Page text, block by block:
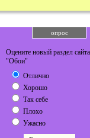
опрос
Оцените новый раздел сайта
"Обои"
Отлично
Хорошо
Так себе
Плохо
Ужасно